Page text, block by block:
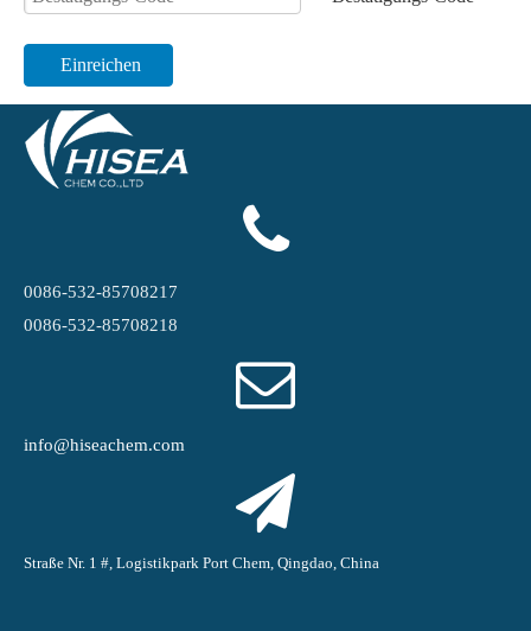
Einreichen
0086-532-85708217
0086-532-85708218
info@hiseachem.com
Straße Nr. 1 #, Logistikpark Port Chem, Qingdao, China